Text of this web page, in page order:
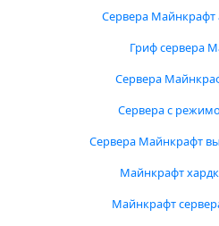
Сервера Майнкрафт
Гриф сервера
Сервера
Сервера с
Сервера Майнкрафт
Майнкрафт
Майнкрафт